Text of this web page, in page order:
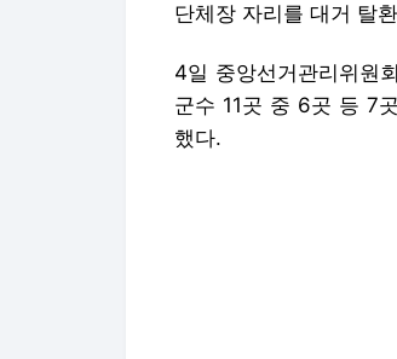
단체장 자리를 대거 탈
4일 중앙선거관리위원
군수 11곳 중 6곳 등 7
했다.